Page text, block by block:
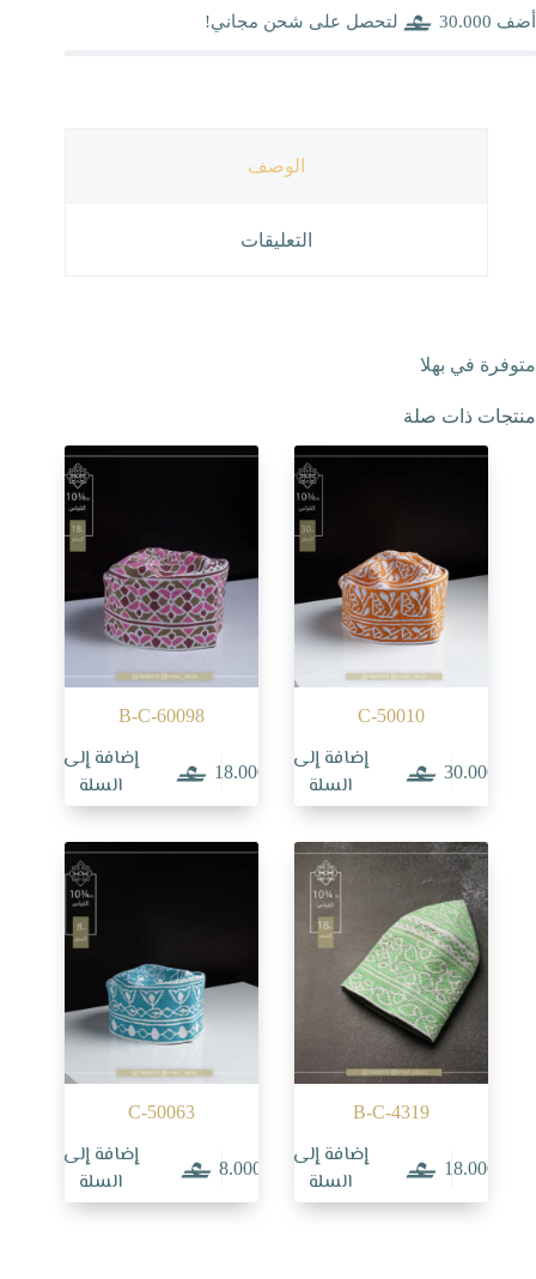
أضف 30.000 لتحصل على شحن مجاني!
الوصف
التعليقات
متوفرة في بهلا
منتجات ذات صلة
C-50010
30.000
إضافة إلى
السلة
B-C-60098
18.000
إضافة إلى
السلة
B-C-4319
18.000
إضافة إلى
السلة
C-50063
8.000
إضافة إلى
السلة